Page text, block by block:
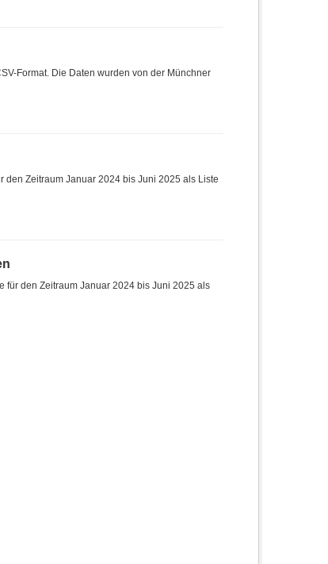
Format. Die Daten wurden von der Münchner
den Zeitraum Januar 2024 bis Juni 2025 als Liste
für den Zeitraum Januar 2024 bis Juni 2025 als